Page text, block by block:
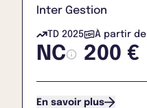
Inter Gestion
TD 2025
NC
À partir de
200 €
En savoir plus